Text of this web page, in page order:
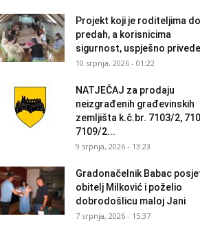
Projekt koji je roditeljima
predah, a korisnicima
sigurnost, uspješno
10 srpnja, 2026 - 01:22
NATJEČAJ za prodaju
neizgrađenih građevinskih
zemljišta k.č.br. 7103/2,
7109/2...
9 srpnja, 2026 - 13:23
Gradonačelnik Babac
obitelj Milković i poželio
dobrodošlicu maloj Jani
7 srpnja, 2026 - 15:37